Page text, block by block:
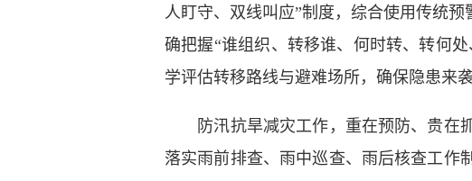
人盯守、双线叫应”制度，综合使用传统
确把握“谁组织、转移谁、何时转、转何
学评估转移路线与避难场所，确保隐患来
防汛抗旱减灾工作，重在预防、贵在抓
落实雨前排查、雨中巡查、雨后核查工作